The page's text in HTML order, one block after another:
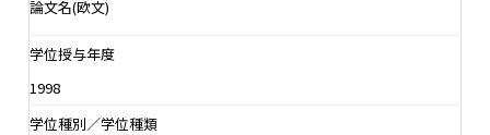
論文名(欧文)
学位授与年度
1998
学位種別／学位種類